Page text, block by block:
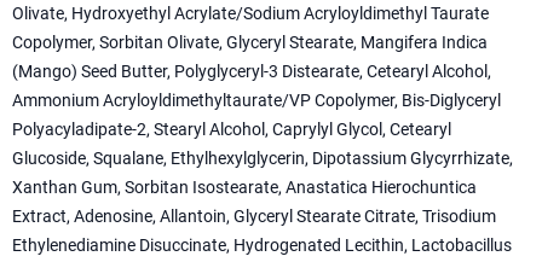
Olivate, Hydroxyethyl Acrylate/Sodium Acryloyldimethyl Taurate
Copolymer, Sorbitan Olivate, Glyceryl Stearate, Mangifera Indica
(Mango) Seed Butter, Polyglyceryl-3 Distearate, Cetearyl Alcohol,
Ammonium Acryloyldimethyltaurate/VP Copolymer, Bis-Diglyceryl
Polyacyladipate-2, Stearyl Alcohol, Caprylyl Glycol, Cetearyl
Glucoside, Squalane, Ethylhexylglycerin, Dipotassium Glycyrrhizate,
Xanthan Gum, Sorbitan Isostearate, Anastatica Hierochuntica
Extract, Adenosine, Allantoin, Glyceryl Stearate Citrate, Trisodium
Ethylenediamine Disuccinate, Hydrogenated Lecithin, Lactobacillus